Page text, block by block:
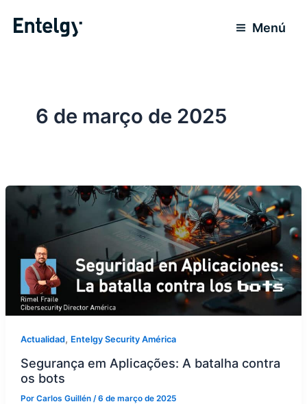
para
Menú
6 de março de 2025
Actualidad, Entelgy Security América
Segurança em Aplicações: A batalha contra
os bots
Por Carlos Guillén /6 de março de 2025